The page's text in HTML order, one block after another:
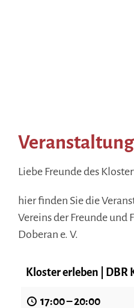
Liebe Freunde des
hier finden Sie die
Vereins der Freunde und
Doberan e. V.
Kloster erleben |
17:00–20:00